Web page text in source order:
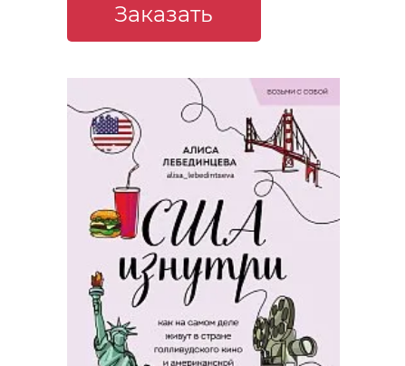
Заказать